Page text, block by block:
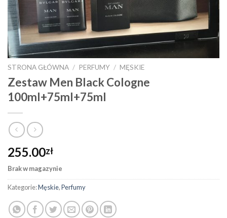
STRONA GŁÓWNA / PERFUMY / MĘSKIE
Zestaw Men Black Cologne
100ml+75ml+75ml
255.00zł
Brak w magazynie
Kategorie:Męskie,Perfumy